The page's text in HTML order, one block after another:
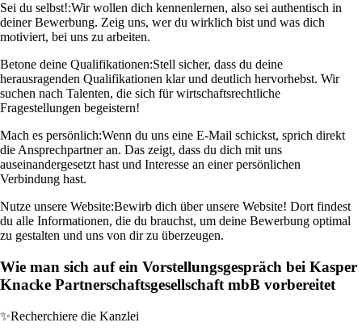
Sei du selbst!:Wir wollen dich kennenlernen, also sei authentisch in
deiner Bewerbung. Zeig uns, wer du wirklich bist und was dich
motiviert, bei uns zu arbeiten.
Betone deine Qualifikationen:Stell sicher, dass du deine
herausragenden Qualifikationen klar und deutlich hervorhebst. Wir
suchen nach Talenten, die sich für wirtschaftsrechtliche
Fragestellungen begeistern!
Mach es persönlich:Wenn du uns eine E-Mail schickst, sprich direkt
die Ansprechpartner an. Das zeigt, dass du dich mit uns
auseinandergesetzt hast und Interesse an einer persönlichen
Verbindung hast.
Nutze unsere Website:Bewirb dich über unsere Website! Dort findest
du alle Informationen, die du brauchst, um deine Bewerbung optimal
zu gestalten und uns von dir zu überzeugen.
Wie man sich auf ein Vorstellungsgespräch bei Kasper
Knacke Partnerschaftsgesellschaft mbB vorbereitet
✨Recherchiere die Kanzlei